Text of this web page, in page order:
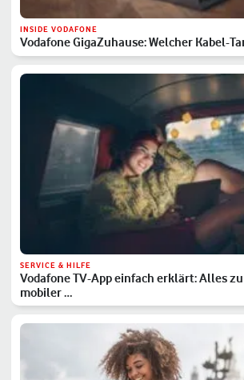
INSIDE VODAFONE
Vodafone GigaZuhause: Welcher Kabel-
SERVICE & HILFE
Vodafone TV-App einfach erklärt: Alles
mobiler …